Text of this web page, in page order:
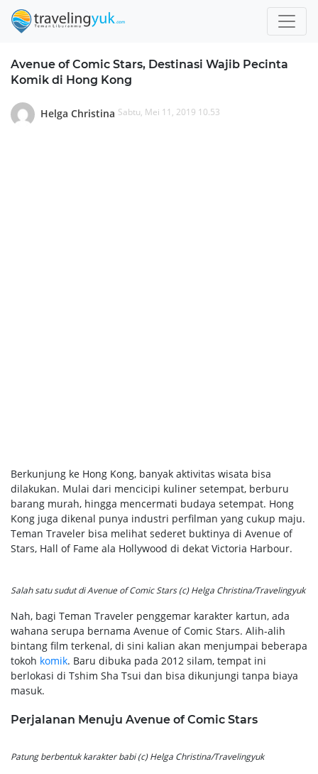
Avenue of Comic Stars, Destinasi Wajib Pecinta
Komik di Hong Kong
Helga Christina Sabtu, Mei 11, 2019 10.53
Berkunjung ke Hong Kong, banyak aktivitas wisata bisa
dilakukan. Mulai dari mencicipi kuliner setempat, berburu
barang murah, hingga mencermati budaya setempat. Hong
Kong juga dikenal punya industri perfilman yang cukup maju.
Teman Traveler bisa melihat sederet buktinya di Avenue of
Stars, Hall of Fame ala Hollywood di dekat Victoria Harbour.
Salah satu sudut di Avenue of Comic Stars (c) Helga Christina/Travelingyuk
Nah, bagi Teman Traveler penggemar karakter kartun, ada
wahana serupa bernama Avenue of Comic Stars. Alih-alih
bintang film terkenal, di sini kalian akan menjumpai beberapa
tokoh komik. Baru dibuka pada 2012 silam, tempat ini
berlokasi di Tshim Sha Tsui dan bisa dikunjungi tanpa biaya
masuk.
Perjalanan Menuju Avenue of Comic Stars
Patung berbentuk karakter babi (c) Helga Christina/Travelingyuk